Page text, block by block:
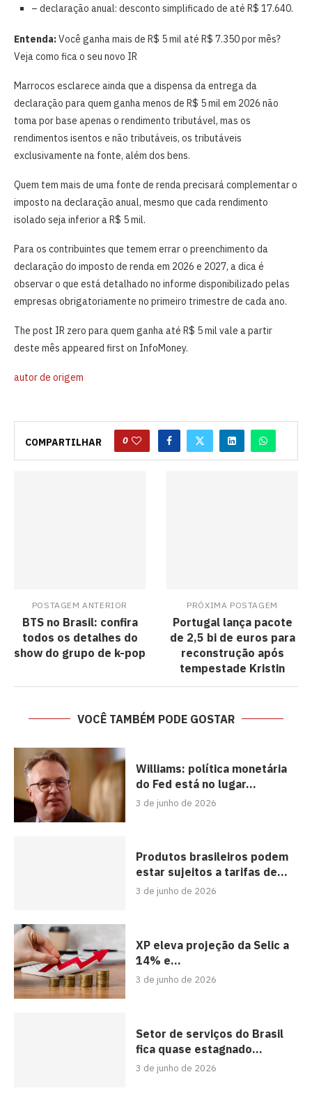
– declaração anual: desconto simplificado de até R$ 17.640.
Entenda:Você ganha mais de R$ 5 mil até R$ 7.350 por mês?
Veja como fica o seu novo IR
Marrocos esclarece ainda que a dispensa da entrega da
declaração para quem ganha menos de R$ 5 mil em 2026 não
toma por base apenas o rendimento tributável, mas os
rendimentos isentos e não tributáveis, os tributáveis
exclusivamente na fonte, além dos bens.
Quem tem mais de uma fonte de renda precisará complementar o
imposto na declaração anual, mesmo que cada rendimento
isolado seja inferior a R$ 5 mil.
Para os contribuintes que temem errar o preenchimento da
declaração do imposto de renda em 2026 e 2027, a dica é
observar o que está detalhado no informe disponibilizado pelas
empresas obrigatoriamente no primeiro trimestre de cada ano.
The post IR zero para quem ganha até R$ 5 mil vale a partir
deste mês appeared first on InfoMoney.
autor de origem
COMPARTILHAR 0
POSTAGEM ANTERIOR
BTS no Brasil: confira
todos os detalhes do
show do grupo de k-pop
PRÓXIMA POSTAGEM
Portugal lança pacote
de 2,5 bi de euros para
reconstrução após
tempestade Kristin
VOCÊ TAMBÉM PODE GOSTAR
Williams: política monetária
do Fed está no lugar...
3 de junho de 2026
Produtos brasileiros podem
estar sujeitos a tarifas de...
3 de junho de 2026
XP eleva projeção da Selic a
14% e...
3 de junho de 2026
Setor de serviços do Brasil
fica quase estagnado...
3 de junho de 2026